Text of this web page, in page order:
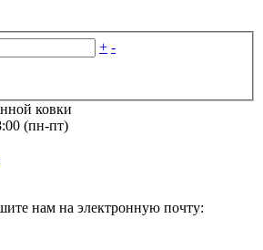
+ -
ковки
(пн-пт)
нам на электронную почту: